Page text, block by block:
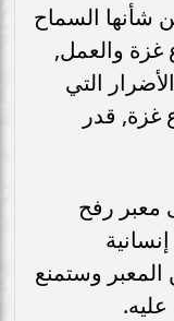
شأنها السماح
غزة والعمل,
التي
غزة, قدر
معبر رفح
وستمنع